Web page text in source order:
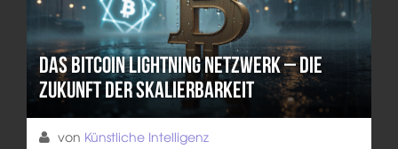
Das Bitcoin Lightning Netzwerk – Die
Zukunft der Skalierbarkeit
von Künstliche Intelligenz